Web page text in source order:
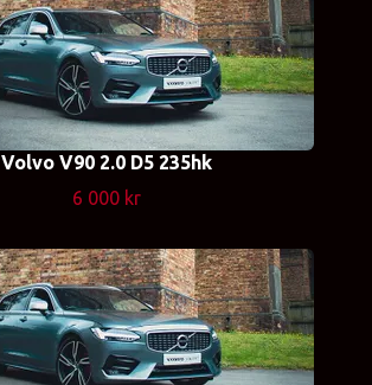
Volvo V90 2.0 D5 235hk
6 000 kr